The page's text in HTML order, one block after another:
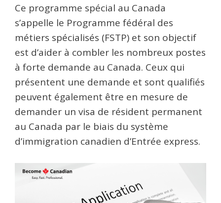
Ce programme spécial au Canada
s’appelle le Programme fédéral des
métiers spécialisés (FSTP) et son objectif
est d’aider à combler les nombreux postes
à forte demande au Canada. Ceux qui
présentent une demande et sont qualifiés
peuvent également être en mesure de
demander un visa de résident permanent
au Canada par le biais du système
d’immigration canadien d’Entrée express.